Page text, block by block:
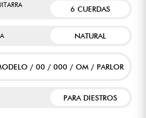
6 CUERDAS
NATURAL
/ 00 / 000 / OM / PARLOR
PARA DIESTROS